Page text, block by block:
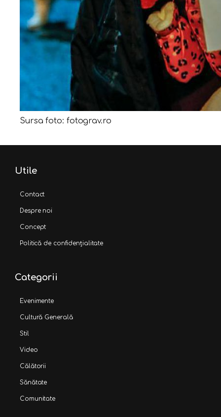
Sursa foto: fotograv.ro
Utile
Contact
Despre noi
Concept
Politică de confidențialitate
Categorii
Evenimente
Cultură Generală
Stil
Video
Călătorii
Sănătate
Comunitate